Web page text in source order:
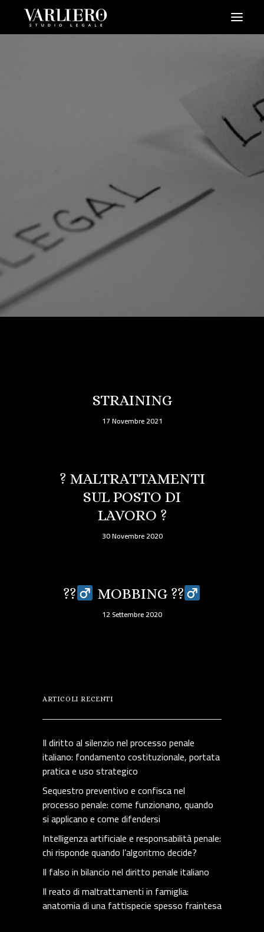
PRENDI UN APPUNTAMENTO
STRAINING
17 Novembre 2021
? MALTRATTAMENTI
SUL POSTO DI
LAVORO ?
30 Novembre 2020
??‍ MOBBING ??‍
12 Settembre 2020
ARTICOLI RECENTI
Il diritto al silenzio nel processo penale
italiano: fondamento costituzionale, portata
pratica e uso strategico
Sequestro preventivo e confisca nel
processo penale: come funzionano, quando
si applicano e come difendersi
Intelligenza artificiale e responsabilità penale:
chi risponde quando l’algoritmo decide?
Il falso in bilancio nel diritto penale italiano
Il reato di maltrattamenti in famiglia:
anatomia di una fattispecie spesso fraintesa